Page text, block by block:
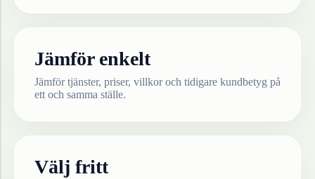
Jämför enkelt
Jämför tjänster, priser, villkor och tidigare kundbetyg på
ett och samma ställe.
Välj fritt